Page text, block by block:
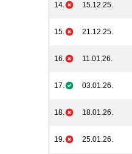
14. 15.12.25.
15. 21.12.25.
16. 11.01.26.
17. 03.01.26.
18. 18.01.26.
19. 25.01.26.